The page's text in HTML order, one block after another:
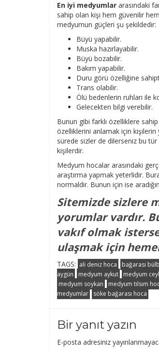
En iyi medyumlar arasındaki
sahip olan kişi hem güvenilir
medyumun güçleri şu şekildedir:
Büyü yapabilir.
Muska hazırlayabilir.
Büyü bozabilir.
Bakım yapabilir.
Duru görü özelliğine
Trans olabilir.
Ölü bedenlerin ruhları ile
Gelecekten bilgi verebilir.
Bunun gibi farklı özelliklere
özelliklerini anlamak için kişilerin
sürede sizler de dilerseniz bu
kişilerdir.
Medyum hocalar arasındaki
araştırma yapmak yeterlidir.
normaldir. Bunun için ise
Sitemizde sizlere
yorumlar vardır.
vakıf olmak
ulaşmak için
TAGS: ali deniz hoca bağarası
aygün
medyum aykut medyum
medyum soykan
medyum tılsım
medyumlar
söke bağarası hoca
Bir yanıt yazın
E-posta adresiniz